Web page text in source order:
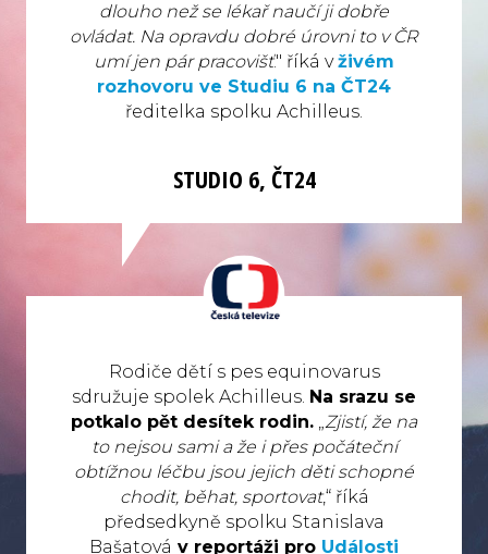
dlouho než se lékař naučí ji dobře
ovládat. Na opravdu dobré úrovni to v ČR
umí jen pár pracovišť." říká vživém
rozhovoru ve Studiu 6 na ČT24
ředitelka spolku Achilleus.
STUDIO 6, ČT24
Rodiče dětí s pes equinovarus
sdružuje spolek Achilleus. Na srazu se
potkalo pět desítek rodin. Zjistí, že na
to nejsou sami a že i přes počáteční
obtížnou léčbu jsou jejich děti schopné
chodit, běhat, sportovat,“ říká
předsedkyně spolku Stanislava
Bašatová v reportáži pro Události